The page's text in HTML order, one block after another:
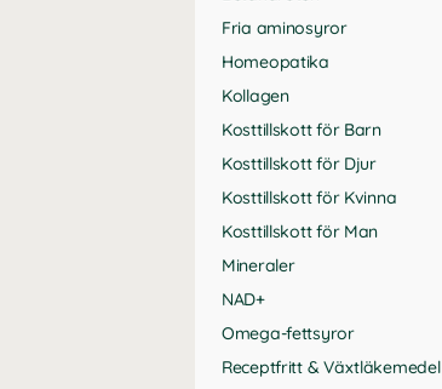
Fria aminosyror
Homeopatika
Kollagen
Kosttillskott för Barn
Kosttillskott för Djur
Kosttillskott för Kvinna
Kosttillskott för Man
Mineraler
NAD+
Omega-fettsyror
Receptfritt & Växtläkemedel